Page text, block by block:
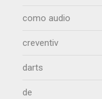
como audio
creventiv
darts
de